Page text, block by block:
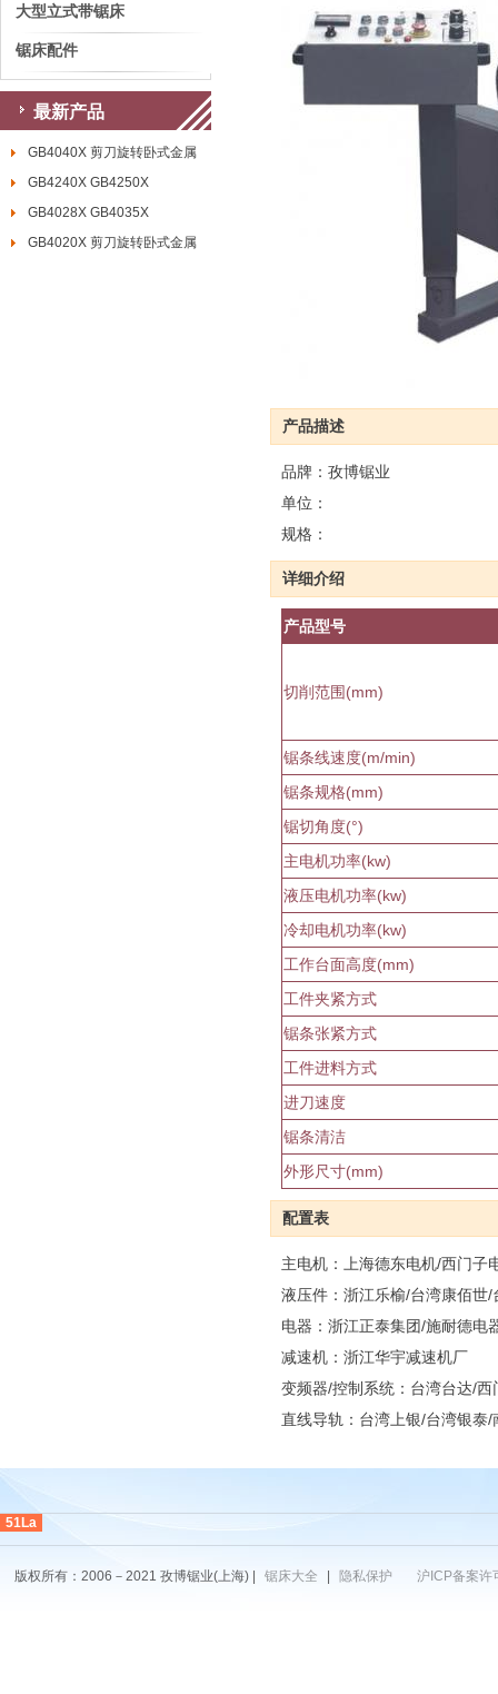
大型立式带锯床
锯床配件
最新产品
GB4040X 剪刀旋转卧式金属
GB4240X GB4250X
GB4028X GB4035X
GB4020X 剪刀旋转卧式金属
产品描述
品牌：孜博锯业
单位：
规格：
详细介绍
产品型号
切削范围(mm)
锯条线速度(m/min)
锯条规格(mm)
锯切角度(°)
主电机功率(kw)
液压电机功率(kw)
冷却电机功率(kw)
工作台面高度(mm)
工件夹紧方式
锯条张紧方式
工件进料方式
进刀速度
锯条清洁
外形尺寸(mm)
配置表
主电机：上海德东电机/西门子
液压件：浙江乐榆/台湾康佰世/
电器：浙江正泰集团/施耐德电
减速机：浙江华宇减速机厂
变频器/控制系统：台湾台达/西
直线导轨：台湾上银/台湾银泰/
51La
版权所有：2006－2021 孜博锯业(上海) | 锯床大全 隐私保护 沪ICP备案许